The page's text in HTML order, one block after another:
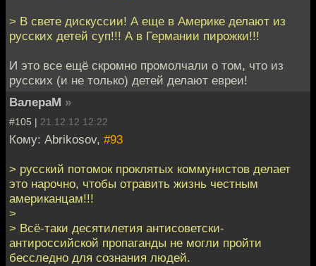
> В свете дискуссии! А еще в Америке делают из
русских детей суп!!! А в Германии пирожки!!!
И это все ещё скромно промолчали о том, что из
русских (и не только) детей делают евреи!
ВалераМ »
#105 | 21.12.12 12:22
Кому: Abrikosov, #93
> русский потомок проклятых коммунистов делает
это нарочно, чтобы отравить жизнь честным
американцам!!!
>
> Всё-таки десятилетия антисоветски-
антироссийской пропаганды не могли пройти
бесследно для сознания людей.